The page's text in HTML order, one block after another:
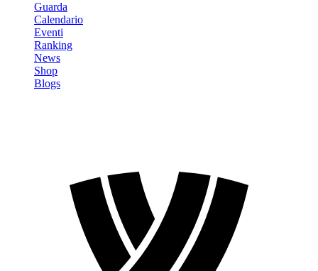
Guarda
Calendario
Eventi
Ranking
News
Shop
Blogs